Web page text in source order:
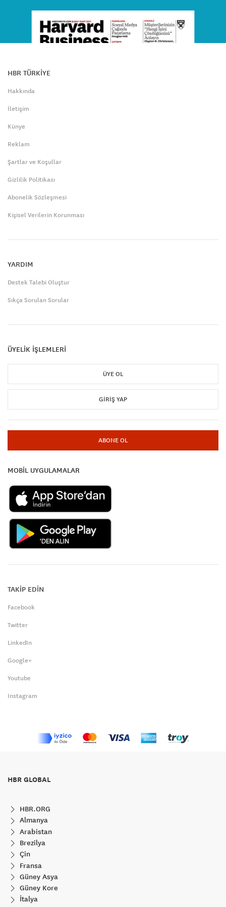
HBR TÜRKİYE
Hakkında
İletişim
Künye
Reklam
Şartlar ve Koşullar
Gizlilik Politikası
Abonelik Sözleşmesi
Kişisel Verilerin Korunması
YARDIM
Destek Talebi Oluştur
Sıkça Sorulan Sorular
ÜYELİK İŞLEMLERİ
ÜYE OL
GIRIŞ YAP
ABONE OL
MOBİL UYGULAMALAR
TAKİP EDİN
Facebook
Twitter
LinkedIn
Google+
Youtube
Instagram
HBR GLOBAL
HBR.ORG
Almanya
Arabistan
Brezilya
Çin
Fransa
Güney Asya
Güney Kore
İtalya